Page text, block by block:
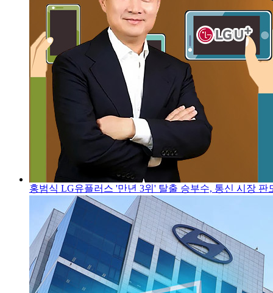
홍범식 LG유플러스 '만년 3위' 탈출 승부수, 통신 시장 판